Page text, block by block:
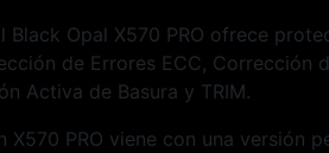
Black Opal X570 PRO ofrece
de Errores ECC, Corrección
Activa de Basura y TRIM.
X570 PRO viene con una versión